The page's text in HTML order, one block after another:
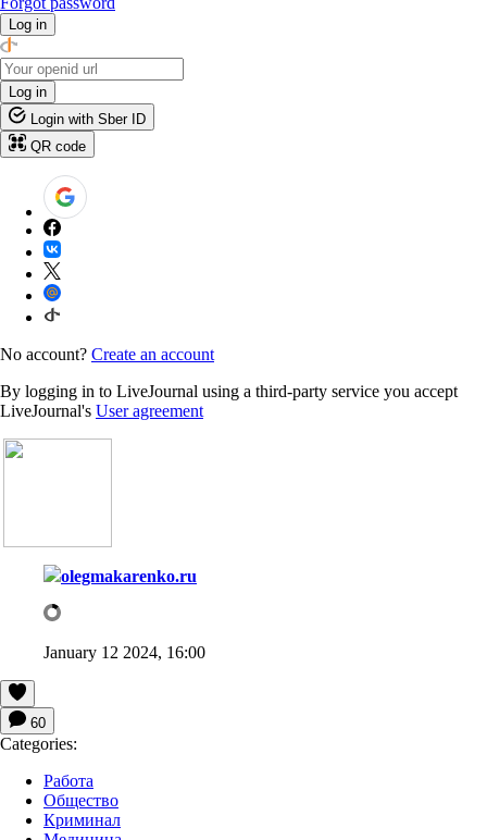
Log in
Log in
Login with Sber ID
QR code
No account? Create an account
By logging in to LiveJournal using a third-party service you accept
LiveJournal's User agreement
olegmakarenko.ru
January 12 2024, 16:00
60
Categories:
Работа
Общество
Криминал